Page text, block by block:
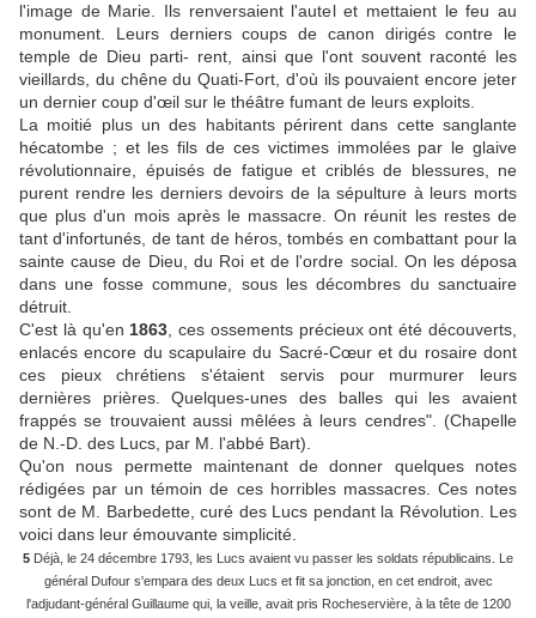
l'image de Marie. Ils renversaient l'autel et mettaient le feu au
monument. Leurs derniers coups de canon dirigés contre le
temple de Dieu parti- rent, ainsi que l'ont souvent raconté les
vieillards, du chêne du Quati-Fort, d'où ils pouvaient encore jeter
un dernier coup d'œil sur le théâtre fumant de leurs exploits.
La moitié plus un des habitants périrent dans cette sanglante
hécatombe ; et les fils de ces victimes immolées par le glaive
révolutionnaire, épuisés de fatigue et criblés de blessures, ne
purent rendre les derniers devoirs de la sépulture à leurs morts
que plus d'un mois après le massacre. On réunit les restes de
tant d'infortunés, de tant de héros, tombés en combattant pour la
sainte cause de Dieu, du Roi et de l'ordre social. On les déposa
dans une fosse commune, sous les décombres du sanctuaire
détruit.
C'est là qu'en 1863 , ces ossements précieux ont été découverts,
enlacés encore du scapulaire du Sacré-Cœur et du rosaire dont
ces pieux chrétiens s'étaient servis pour murmurer leurs
dernières prières. Quelques-unes des balles qui les avaient
frappés se trouvaient aussi mêlées à leurs cendres". (Chapelle
de N.-D. des Lucs, par M. l'abbé Bart).
Qu'on nous permette maintenant de donner quelques notes
rédigées par un témoin de ces horribles massacres. Ces notes
sont de M. Barbedette, curé des Lucs pendant la Révolution. Les
voici dans leur émouvante simplicité.
5 Déjà, le 24 décembre 1793, les Lucs avaient vu passer les soldats républicains. Le
général Dufour s'empara des deux Lucs et fit sa jonction, en cet endroit, avec
l'adjudant-général Guillaume qui, la veille, avait pris Rocheservière, à la tête de 1200